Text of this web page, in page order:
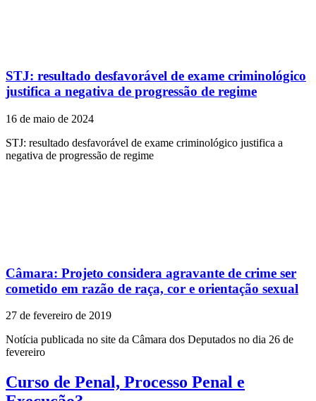
STJ: resultado desfavorável de exame criminológico
justifica a negativa de progressão de regime
16 de maio de 2024
STJ: resultado desfavorável de exame criminológico justifica a
negativa de progressão de regime
Câmara: Projeto considera agravante de crime ser
cometido em razão de raça, cor e orientação sexual
27 de fevereiro de 2019
Notícia publicada no site da Câmara dos Deputados no dia 26 de
fevereiro
Curso de Penal, Processo Penal e